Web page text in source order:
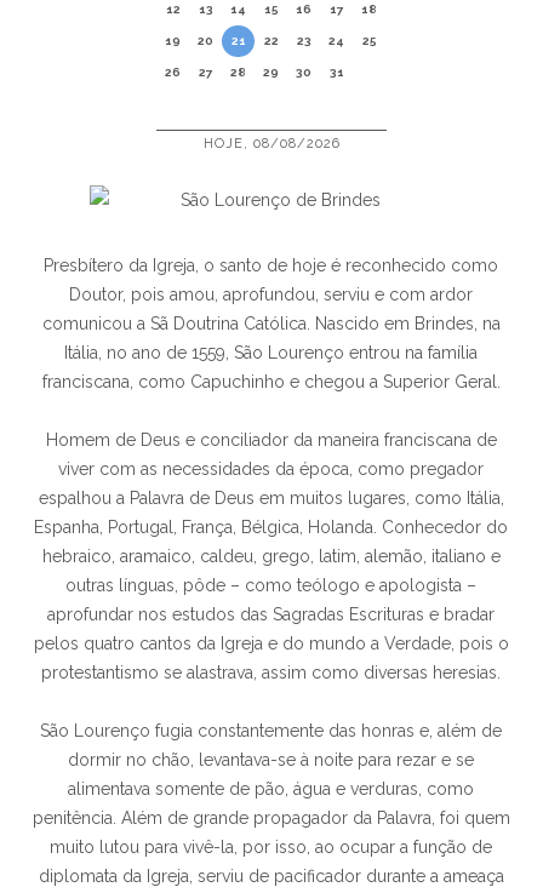
12 13 14 15 16 17 18
19 20 21 22 23 24 25
26 27 28 29 30 31
HOJE, 08/08/2026
Presbítero da Igreja, o santo de hoje é reconhecido como
Doutor, pois amou, aprofundou, serviu e com ardor
comunicou a Sã Doutrina Católica. Nascido em Brindes, na
Itália, no ano de 1559, São Lourenço entrou na família
franciscana, como Capuchinho e chegou a Superior Geral.
Homem de Deus e conciliador da maneira franciscana de
viver com as necessidades da época, como pregador
espalhou a Palavra de Deus em muitos lugares, como Itália,
Espanha, Portugal, França, Bélgica, Holanda. Conhecedor do
hebraico, aramaico, caldeu, grego, latim, alemão, italiano e
outras línguas, pôde – como teólogo e apologista –
aprofundar nos estudos das Sagradas Escrituras e bradar
pelos quatro cantos da Igreja e do mundo a Verdade, pois o
protestantismo se alastrava, assim como diversas heresias.
São Lourenço fugia constantemente das honras e, além de
dormir no chão, levantava-se à noite para rezar e se
alimentava somente de pão, água e verduras, como
penitência. Além de grande propagador da Palavra, foi quem
muito lutou para vivê-la, por isso, ao ocupar a função de
diplomata da Igreja, serviu de pacificador durante a ameaça